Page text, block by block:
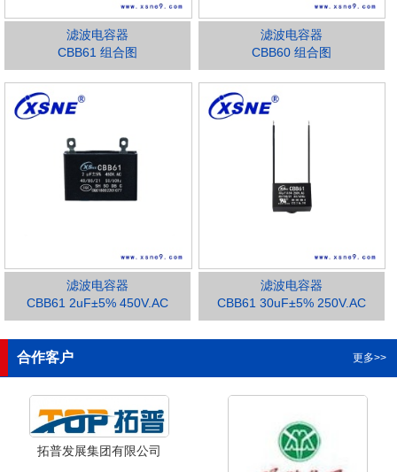
滤波电容器
CBB61 组合图
滤波电容器
CBB60 组合图
滤波电容器
CBB61 2uF±5% 450V.AC
滤波电容器
CBB61 30uF±5% 250V.AC
合作客户 更多>>
拓普发展集团有限公司